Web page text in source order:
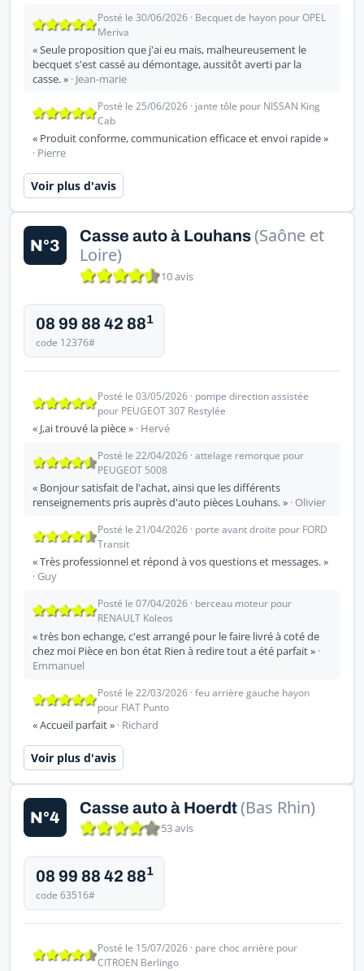
Posté le 30/06/2026 · Becquet de hayon pour OPEL
Meriva
« Seule proposition que j'ai eu mais, malheureusement le
becquet s'est cassé au démontage, aussitôt averti par la
casse. » · Jean-marie
Posté le 25/06/2026 · jante tôle pour NISSAN King
Cab
« Produit conforme, communication efficace et envoi rapide »
· Pierre
Voir plus d'avis
N°3
Casse auto à Louhans (Saône et
Loire)
10 avis
08 99 88 42 881
code 12376#
Posté le 03/05/2026 · pompe direction assistée
pour PEUGEOT 307 Restylée
« J,ai trouvé la pièce » · Hervé
Posté le 22/04/2026 · attelage remorque pour
PEUGEOT 5008
« Bonjour satisfait de l'achat, ainsi que les différents
renseignements pris auprès d'auto pièces Louhans. » · Olivier
Posté le 21/04/2026 · porte avant droite pour FORD
Transit
« Très professionnel et répond à vos questions et messages. »
· Guy
Posté le 07/04/2026 · berceau moteur pour
RENAULT Koleos
« très bon echange, c'est arrangé pour le faire livré à coté de
chez moi Pièce en bon état Rien à redire tout a été parfait » ·
Emmanuel
Posté le 22/03/2026 · feu arrière gauche hayon
pour FIAT Punto
« Accueil parfait » · Richard
Voir plus d'avis
N°4
Casse auto à Hoerdt (Bas Rhin)
53 avis
08 99 88 42 881
code 63516#
Posté le 15/07/2026 · pare choc arrière pour
CITROEN Berlingo